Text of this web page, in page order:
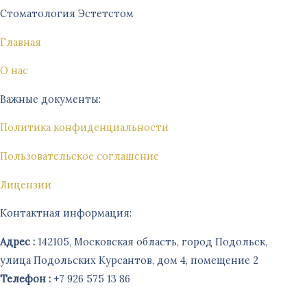
Стоматология Эстетстом
Главная
О нас
Важные документы:
Политика конфиденциальности
Пользовательское соглашение
Лицензии
Контактная информация:
Адрес : 142105, Московская область, город Подольск,
улица Подольских Курсантов, дом 4, помещение 2
Телефон : +7 926 575 13 86